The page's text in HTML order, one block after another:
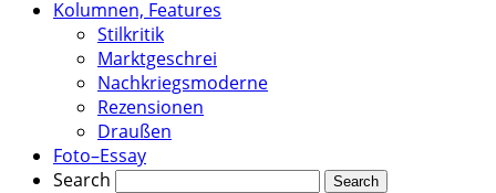
Kolumnen, Features
Stilkritik
Marktgeschrei
Nachkriegsmoderne
Rezensionen
Draußen
Foto–Essay
Search